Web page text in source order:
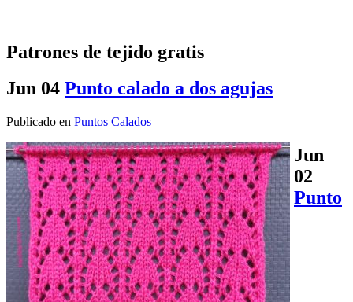
Patrones de tejido gratis
Jun 04 Punto calado a dos agujas
Publicado en Puntos Calados
Jun
02
Punto